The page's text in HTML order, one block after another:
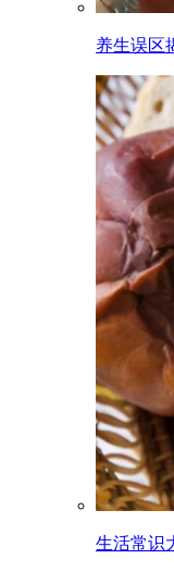
养生误区
生活常识